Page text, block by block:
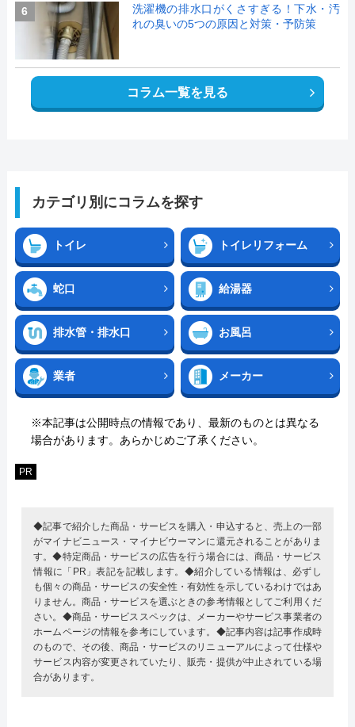
6
洗濯機の排水口がくさすぎる！下水・汚
れの臭いの5つの原因と対策・予防策
コラム一覧を見る
カテゴリ別にコラムを探す
トイレ トイレリフォーム
蛇口 給湯器
排水管・排水口 お風呂
業者 メーカー
※本記事は公開時点の情報であり、最新のものとは異なる
場合があります。あらかじめご了承ください。
PR
◆記事で紹介した商品・サービスを購入・申込すると、売上の一部
がマイナビニュース・マイナビウーマンに還元されることがありま
す。◆特定商品・サービスの広告を行う場合には、商品・サービス
情報に「PR」表記を記載します。◆紹介している情報は、必ずし
も個々の商品・サービスの安全性・有効性を示しているわけではあ
りません。商品・サービスを選ぶときの参考情報としてご利用くだ
さい。◆商品・サービススペックは、メーカーやサービス事業者の
ホームページの情報を参考にしています。◆記事内容は記事作成時
のもので、その後、商品・サービスのリニューアルによって仕様や
サービス内容が変更されていたり、販売・提供が中止されている場
合があります。